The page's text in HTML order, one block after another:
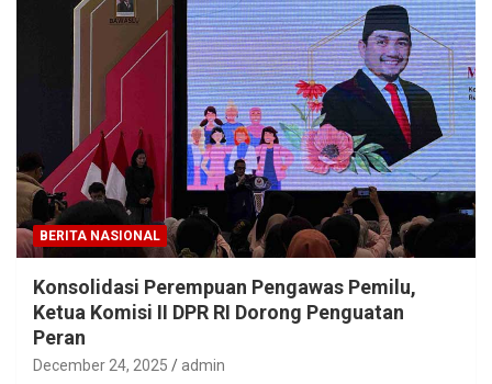
BERITA NASIONAL
Konsolidasi Perempuan Pengawas Pemilu,
Ketua Komisi II DPR RI Dorong Penguatan
Peran
December 24, 2025 admin